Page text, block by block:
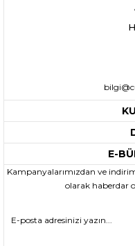
E-
Kampanyalarımızdan ve
olarak haberdar